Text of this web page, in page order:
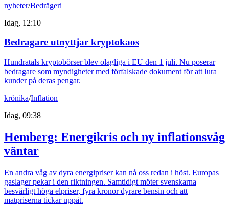
nyheter/Bedrägeri
Idag, 12:10
Bedragare utnyttjar kryptokaos
Hundratals kryptobörser blev olagliga i EU den 1 juli. Nu poserar
bedragare som myndigheter med förfalskade dokument för att lura
kunder på deras pengar.
krönika/Inflation
Idag, 09:38
Hemberg: Energikris och ny inflationsvåg
väntar
En andra våg av dyra energipriser kan nå oss redan i höst. Europas
gaslager pekar i den riktningen. Samtidigt möter svenskarna
besvärligt höga elpriser, fyra kronor dyrare bensin och att
matpriserna tickar uppåt.